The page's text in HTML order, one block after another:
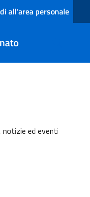
all'area personale
notizie ed eventi